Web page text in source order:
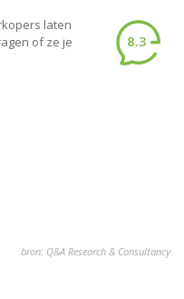
laten
of ze je
8.3
bron: Q&A Research & Consultancy